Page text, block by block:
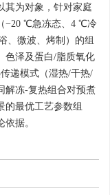
其为对象，针对家庭
−20 ℃急冻态、4 ℃冷
、微波、烤制）的组
色泽及蛋白/脂质氧化
递模式（湿热/干热/
解冻-复热组合对预煮
的最优工艺参数组
据。